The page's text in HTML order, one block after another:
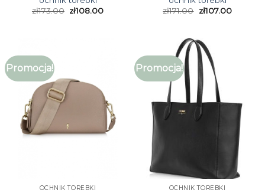
zł173.00 zł108.00
zł171.00 zł107.00
Promocja!
OCHNIK TOREBKI
Promocja!
OCHNIK TOREBKI